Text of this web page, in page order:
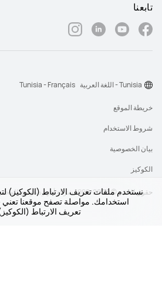
نستخدم ملفات تعريف الارتباط (الكوكيز)
استخدامك. مواصلة تصفح موقعنا
تعريف الارتباط
تابعنا
حقوق النشر © 2026-1998 شركة أجهزة هواوي المحدودة. جميع الحقوق محفوظة.
خريطة الموقع
شروط الاستخدام
بيان الخصوصية
الكوكيز
Tunisia - اللغة العربية Tunisia - Français